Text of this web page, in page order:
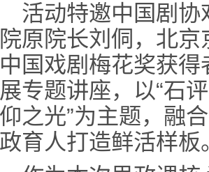
邀中国剧协戏
原院长刘侗，北
国戏剧梅花奖获
专题讲座，以“
之光”为主题，融
育人打造鲜活样板